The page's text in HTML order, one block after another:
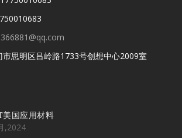
市思明区吕岭路1733号创想中心2009室
国应用材料
,2024